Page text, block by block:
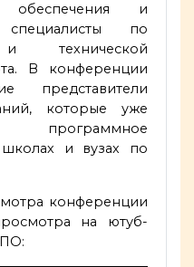
обеспечения и
специалисты по
технической
В конференции
представители
которые уже
и вузах по
конференции
на ютуб-